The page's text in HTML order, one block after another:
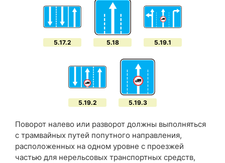
5.17.2 5.18 5.19.1
5.19.2 5.19.3
Поворот налево или разворот долж­­ны выполняться
с трамвайных путей попутного направления,
расположенных на одном уровне с проезжей
частью для нерельсовых транспортных средств,